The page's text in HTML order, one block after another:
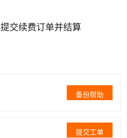
提交续费订单并结算
备份帮助
提交工单